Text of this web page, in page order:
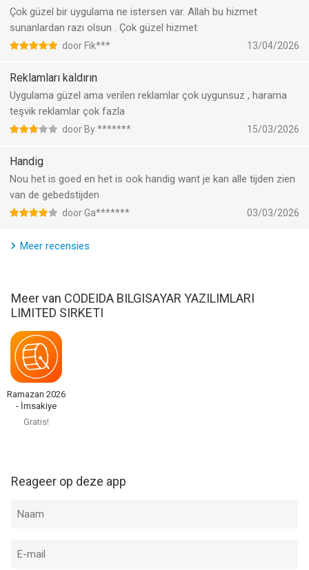
voor gebruikers met leeftijden vanaf17 jaar.
Informatie voor İslam Vakti - Ezan Vakitleriis het laatst
Çok güzel bir uygulama ne istersen var. Allah bu hizmet
sunanlardan razı olsun . Çok güzel hizmet
door Fik*** 13/04/2026
Reklamları kaldırın
Uygulama güzel ama verilen reklamlar çok uygunsuz , harama
teşvik reklamlar çok fazla
door By ******* 15/03/2026
Handig
Nou het is goed en het is ook handig want je kan alle tijden zien
van de gebedstijden
door Ga******* 03/03/2026
Meer recensies
Meer van CODEIDA BILGISAYAR YAZILIMLARI
LIMITED SIRKETI
Ramazan 2026
- İmsakiye
Gratis!
Reageer op deze app